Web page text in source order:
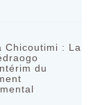
Chicoutimi : La
du